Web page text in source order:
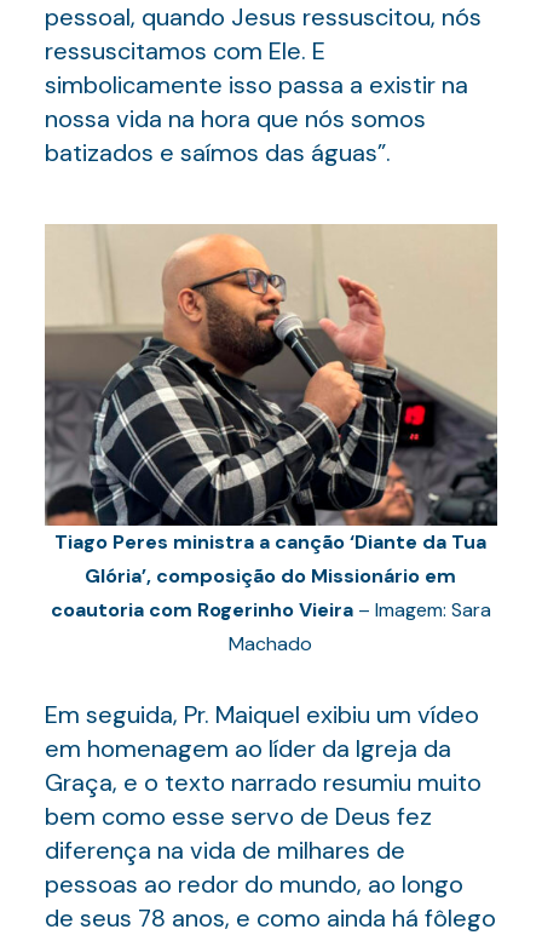
pessoal, quando Jesus ressuscitou, nós
ressuscitamos com Ele. E
simbolicamente isso passa a existir na
nossa vida na hora que nós somos
batizados e saímos das águas”.
Tiago Peres ministra a canção ‘Diante da Tua
Glória’, composição do Missionário em
coautoria com Rogerinho Vieira– Imagem: Sara
Machado
Em seguida, Pr. Maiquel exibiu um vídeo
em homenagem ao líder da Igreja da
Graça, e o texto narrado resumiu muito
bem como esse servo de Deus fez
diferença na vida de milhares de
pessoas ao redor do mundo, ao longo
de seus 78 anos, e como ainda há fôlego